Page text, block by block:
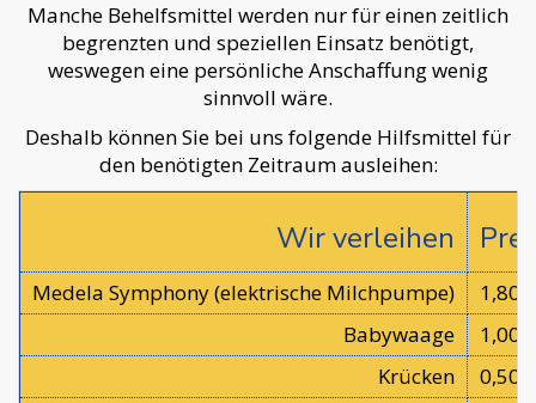
Manche Behelfsmittel werden nur für einen zeitlich
begrenzten und speziellen Einsatz benötigt,
weswegen eine persönliche Anschaffung wenig
sinnvoll wäre.
Deshalb können Sie bei uns folgende Hilfsmittel für
den benötigten Zeitraum ausleihen:
Wir verleihen
Medela Symphony (elektrische Milchpumpe)
1,80 €
Babywaage
1,00 €
Krücken
0,50